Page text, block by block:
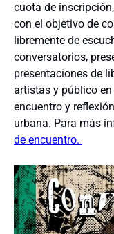
cuota de
con el objetivo de
libremente de
conversatorios,
presentaciones de
artistas y público
encuentro y
urbana. Para más
de encuentro.